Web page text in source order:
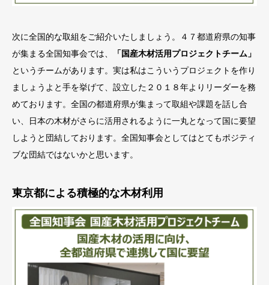
次に全国的な取組をご紹介いたしましょう。４７都道府県の知事
が集まる全国知事会では、
「国産木材活用プロジェクトチーム」
というチームがあります。実は私はこういうプロジェクトを作り
ましょうよと手を挙げて、設立した２０１８年よりリーダーを務
めております。全国の都道府県が集まって取組や課題を話し合
い、日本の木材がさらに活用されるように一丸となって国に要望
しようと団結しております。全国知事会としてはとてもポジティ
ブな団結ではないかと思います。
東京都による積極的な木材利用